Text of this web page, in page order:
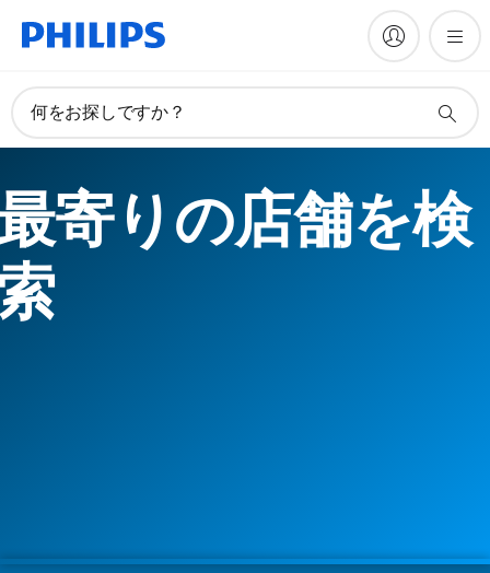
何をお探しですか？
寄りの店舗を検